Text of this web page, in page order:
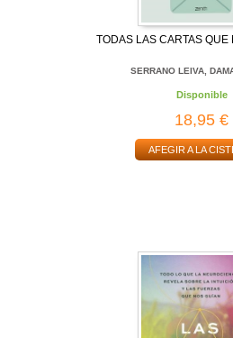
TODAS LAS CARTAS QUE
SERRANO LEIVA,
Disponible
18,95 €
AFEGIR A LA